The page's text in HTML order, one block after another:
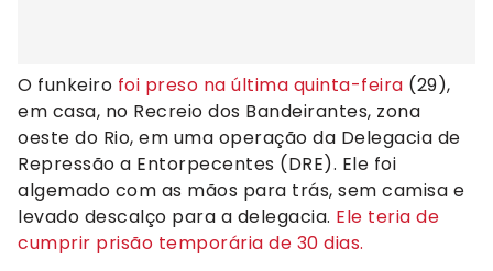
O funkeiro foi preso na última quinta-feira (29),
em casa, no Recreio dos Bandeirantes, zona
oeste do Rio, em uma operação da Delegacia de
Repressão a Entorpecentes (DRE). Ele foi
algemado com as mãos para trás, sem camisa e
levado descalço para a delegacia. Ele teria de
cumprir prisão temporária de 30 dias.